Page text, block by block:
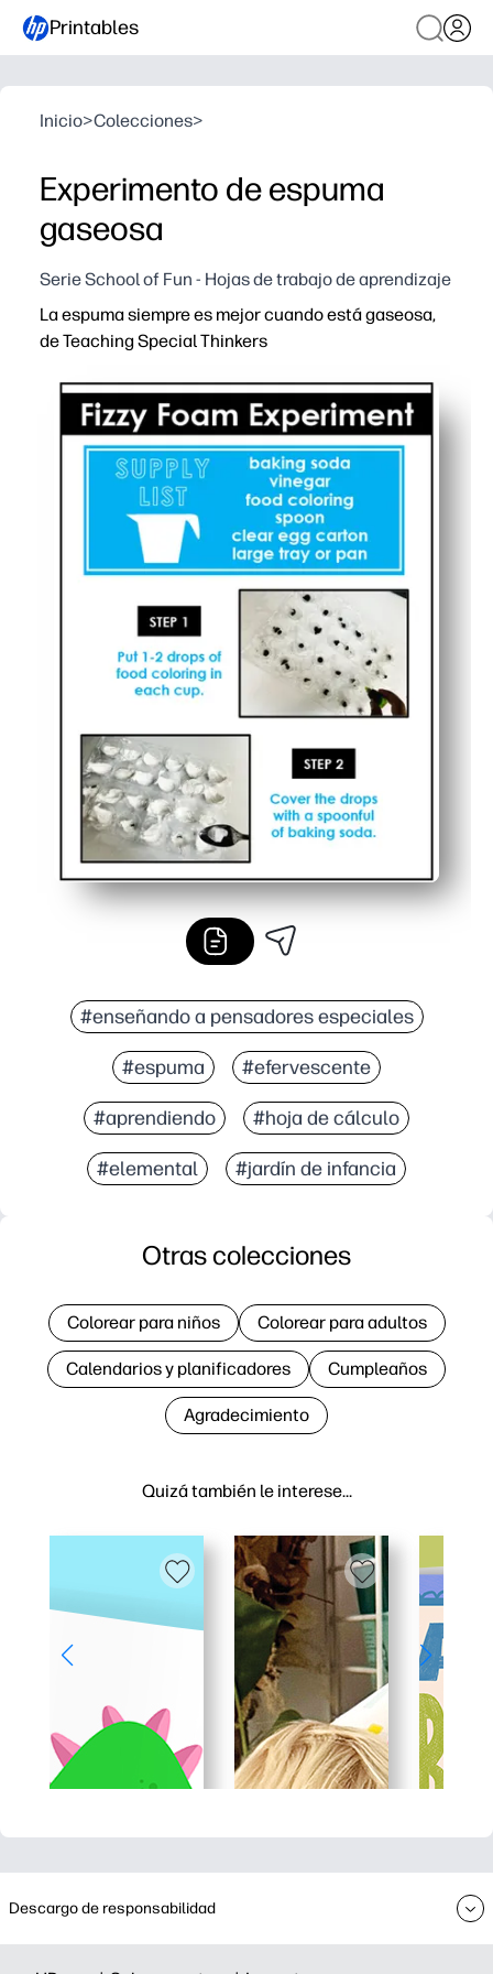
Printables
Inicio>Colecciones>
Experimento de espuma
gaseosa
Serie School of Fun - Hojas de trabajo de aprendizaje
La espuma siempre es mejor cuando está gaseosa,
de Teaching Special Thinkers
#enseñando a pensadores especiales
#espuma #efervescente
#aprendiendo #hoja de cálculo
#elemental #jardín de infancia
Quizá también le interese…
Otras colecciones
Colorear para niños Colorear para adultos
Calendarios y planificadores Cumpleaños
Agradecimiento
Descargo de responsabilidad